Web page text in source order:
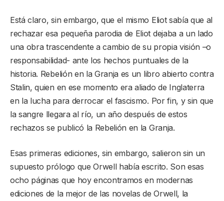
Está claro, sin embargo, que el mismo Eliot sabía que al
rechazar esa pequeña parodia de Eliot dejaba a un lado
una obra trascendente a cambio de su propia visión –o
responsabilidad- ante los hechos puntuales de la
historia. Rebelión en la Granja es un libro abierto contra
Stalin, quien en ese momento era aliado de Inglaterra
en la lucha para derrocar el fascismo. Por fin, y sin que
la sangre llegara al río, un año después de estos
rechazos se publicó la Rebelión en la Granja.
Esas primeras ediciones, sin embargo, salieron sin un
supuesto prólogo que Orwell había escrito. Son esas
ocho páginas que hoy encontramos en modernas
ediciones de la mejor de las novelas de Orwell, la